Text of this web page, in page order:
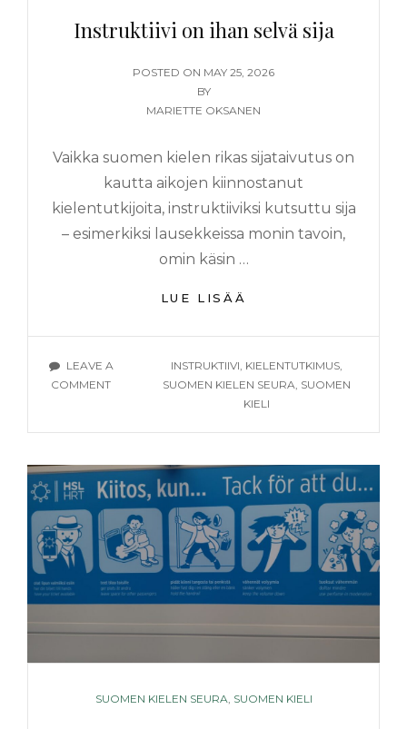
Instruktiivi on ihan selvä sija
POSTED ON POSTED
ON
MAY 25, 2026
BY
MARIETTE OKSANEN
Vaikka suomen kielen rikas sijataivutus on
kautta aikojen kiinnostanut
kielentutkijoita, instruktiiviksi kutsuttu sija
– esimerkiksi lausekkeissa monin tavoin,
omin käsin …
LUE LISÄÄ
IHAN
SIJA
LEAVE A
COMMENTON
SIJA
TAGS
INSTRUKTIIVI, KIELENTUTKIMUS,
SUOMEN KIELEN SEURA, SUOMEN
KIELI
CATEGORIES
SUOMEN KIELEN SEURA, SUOMEN KIELI